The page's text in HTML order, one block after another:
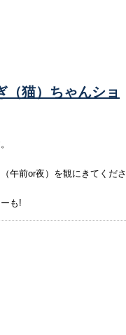
（猫）ちゃんショ
午前or夜）を観にきてくださ
も!